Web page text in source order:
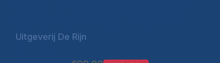
Uitgeverij De Rijn